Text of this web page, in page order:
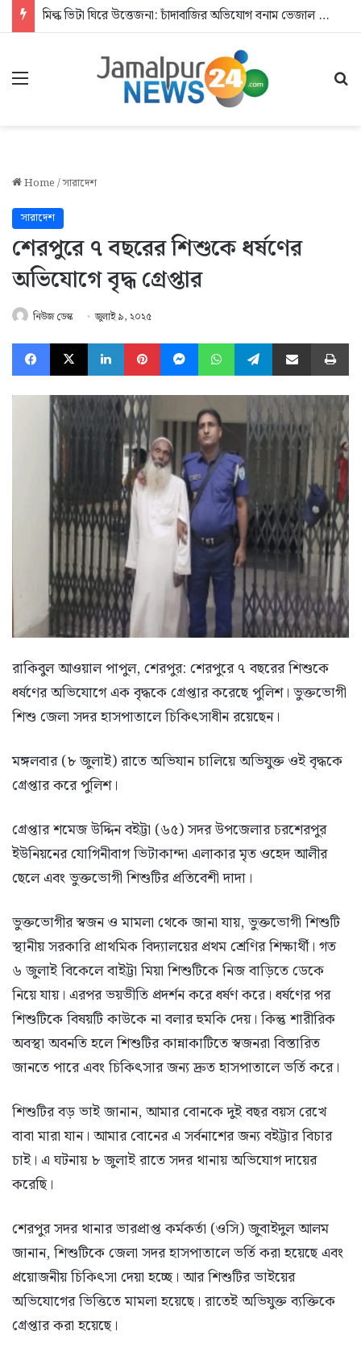
মিল্ক ভিটা ঘিরে উত্তেজনা: চাঁদাবাজির অভিযোগ বনাম ভেজাল দুধের জিডি
Menu
Home/সারাদেশ
সারাদেশ
শেরপুরে ৭ বছরের শিশুকে ধর্ষণের
অভিযোগে বৃদ্ধ গ্রেপ্তার
নিউজ ডেস্ক জুলাই ৯, ২০২৫
Facebook
X LinkedInPinterestMessengerWhatsAppTelegramShare via Email
রাকিবুল আওয়াল পাপুল, শেরপুর: শেরপুরে ৭ বছরের শিশুকে
ধর্ষণের অভিযোগে এক বৃদ্ধকে গ্রেপ্তার করেছে পুলিশ। ভুক্তভোগী
শিশু জেলা সদর হাসপাতালে চিকিৎসাধীন রয়েছেন।
মঙ্গলবার (৮ জুলাই) রাতে অভিযান চালিয়ে অভিযুক্ত ওই বৃদ্ধকে
গ্রেপ্তার করে পুলিশ।
গ্রেপ্তার শমেজ উদ্দিন বইট্টা (৬৫) সদর উপজেলার চরশেরপুর
ইউনিয়নের যোগিনীবাগ ভিটাকান্দা এলাকার মৃত ওহেদ আলীর
ছেলে এবং ভুক্তভোগী শিশুটির প্রতিবেশী দাদা।
ভুক্তভোগীর স্বজন ও মামলা থেকে জানা যায়, ভুক্তভোগী শিশুটি
স্থানীয় সরকারি প্রাথমিক বিদ্যালয়ের প্রথম শ্রেণির শিক্ষার্থী। গত
৬ জুলাই বিকেলে বাইট্টা মিয়া শিশুটিকে নিজ বাড়িতে ডেকে
নিয়ে যায়। এরপর ভয়ভীতি প্রদর্শন করে ধর্ষণ করে। ধর্ষণের পর
শিশুটিকে বিষয়টি কাউকে না বলার হুমকি দেয়। কিন্তু শারীরিক
অবস্থা অবনতি হলে শিশুটির কান্নাকাটিতে স্বজনরা বিস্তারিত
জানতে পারে এবং চিকিৎসার জন্য দ্রুত হাসপাতালে ভর্তি করে।
শিশুটির বড় ভাই জানান, আমার বোনকে দুই বছর বয়স রেখে
বাবা মারা যান। আমার বোনের এ সর্বনাশের জন্য বইট্টার বিচার
চাই। এ ঘটনায় ৮ জুলাই রাতে সদর থানায় অভিযোগ দায়ের
করেছি।
শেরপুর সদর থানার ভারপ্রাপ্ত কর্মকর্তা (ওসি) জুবাইদুল আলম
জানান, শিশুটিকে জেলা সদর হাসপাতালে ভর্তি করা হয়েছে এবং
প্রয়োজনীয় চিকিৎসা দেয়া হচ্ছে। আর শিশুটির ভাইয়ের
অভিযোগের ভিত্তিতে মামলা হয়েছে। রাতেই অভিযুক্ত ব্যক্তিকে
গ্রেপ্তার করা হয়েছে।